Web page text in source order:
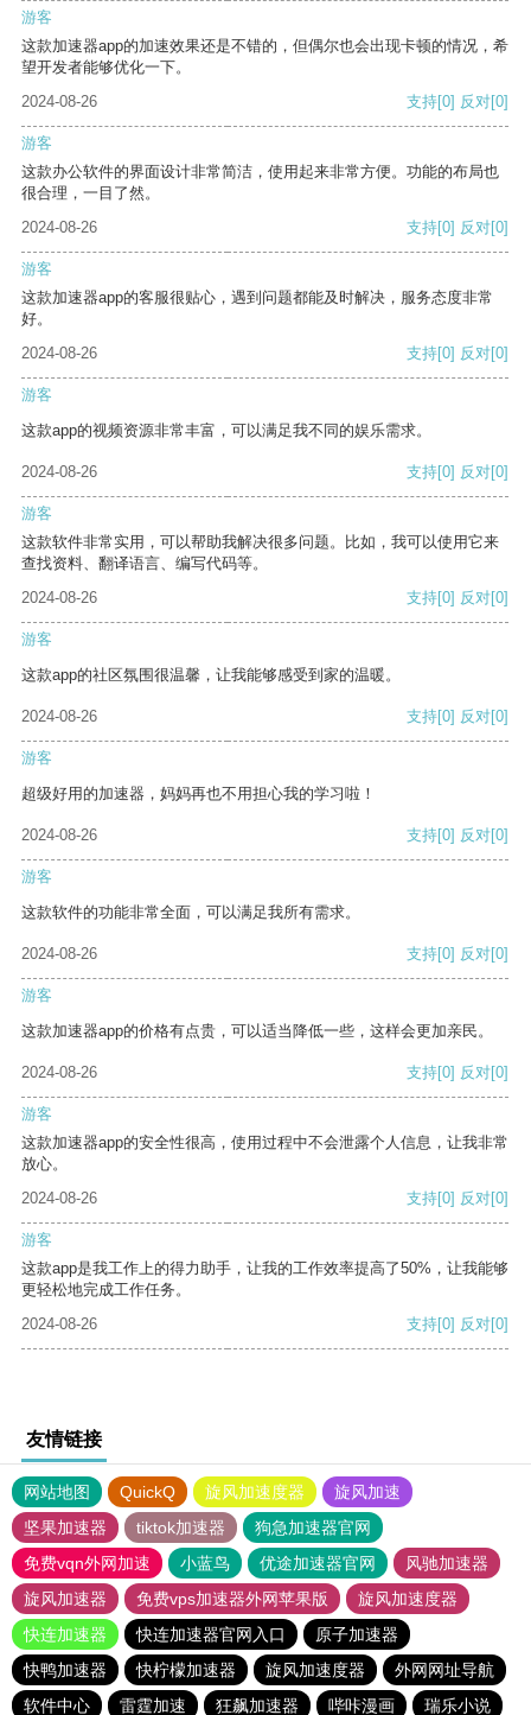
游客
这款加速器app的加速效果还是不错的，但偶尔也会出现卡顿的情况，希
望开发者能够优化一下。
2024-08-26
支持[0] 反对[0]
游客
这款办公软件的界面设计非常简洁，使用起来非常方便。功能的布局也
很合理，一目了然。
2024-08-26
支持[0] 反对[0]
游客
这款加速器app的客服很贴心，遇到问题都能及时解决，服务态度非常
好。
2024-08-26
支持[0] 反对[0]
游客
这款app的视频资源非常丰富，可以满足我不同的娱乐需求。
2024-08-26 支持[0] 反对[0]
游客
这款软件非常实用，可以帮助我解决很多问题。比如，我可以使用它来
查找资料、翻译语言、编写代码等。
2024-08-26
支持[0] 反对[0]
游客
这款app的社区氛围很温馨，让我能够感受到家的温暖。
2024-08-26 支持[0] 反对[0]
游客
超级好用的加速器，妈妈再也不用担心我的学习啦！
2024-08-26 支持[0] 反对[0]
游客
这款软件的功能非常全面，可以满足我所有需求。
2024-08-26 支持[0] 反对[0]
游客
这款加速器app的价格有点贵，可以适当降低一些，这样会更加亲民。
2024-08-26 支持[0] 反对[0]
游客
这款加速器app的安全性很高，使用过程中不会泄露个人信息，让我非常
放心。
2024-08-26
支持[0] 反对[0]
游客
这款app是我工作上的得力助手，让我的工作效率提高了50%，让我能够
更轻松地完成工作任务。
2024-08-26
支持[0] 反对[0]
友情链接
网站地图 QuickQ 旋风加速度器
旋风加速
坚果加速器
tiktok加速器
狗急加速器官网
免费vqn外网加速
小蓝鸟 优途加速器官网
风驰加速器
旋风加速器
免费vps加速器外网苹果版
旋风加速度器
快连加速器
快连加速器官网入口
原子加速器
快鸭加速器
快柠檬加速器 旋风加速度器
外网网址导航
软件中心
雷霆加速 狂飙加速器 哔咔漫画 瑞乐小说